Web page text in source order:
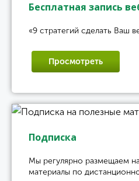
Бесплатная запись
«9 стратегий сделать Ваш
Просмотреть
Подписка
Мы регулярно размещаем
материалы по